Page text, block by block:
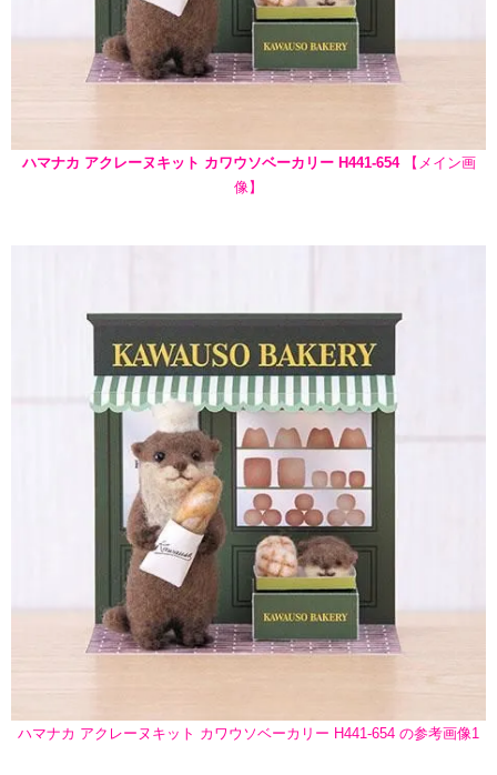
ハマナカ アクレーヌキット カワウソベーカリー H441-654【メイン画
像】
ハマナカ アクレーヌキット カワウソベーカリー H441-654 の参考画像1